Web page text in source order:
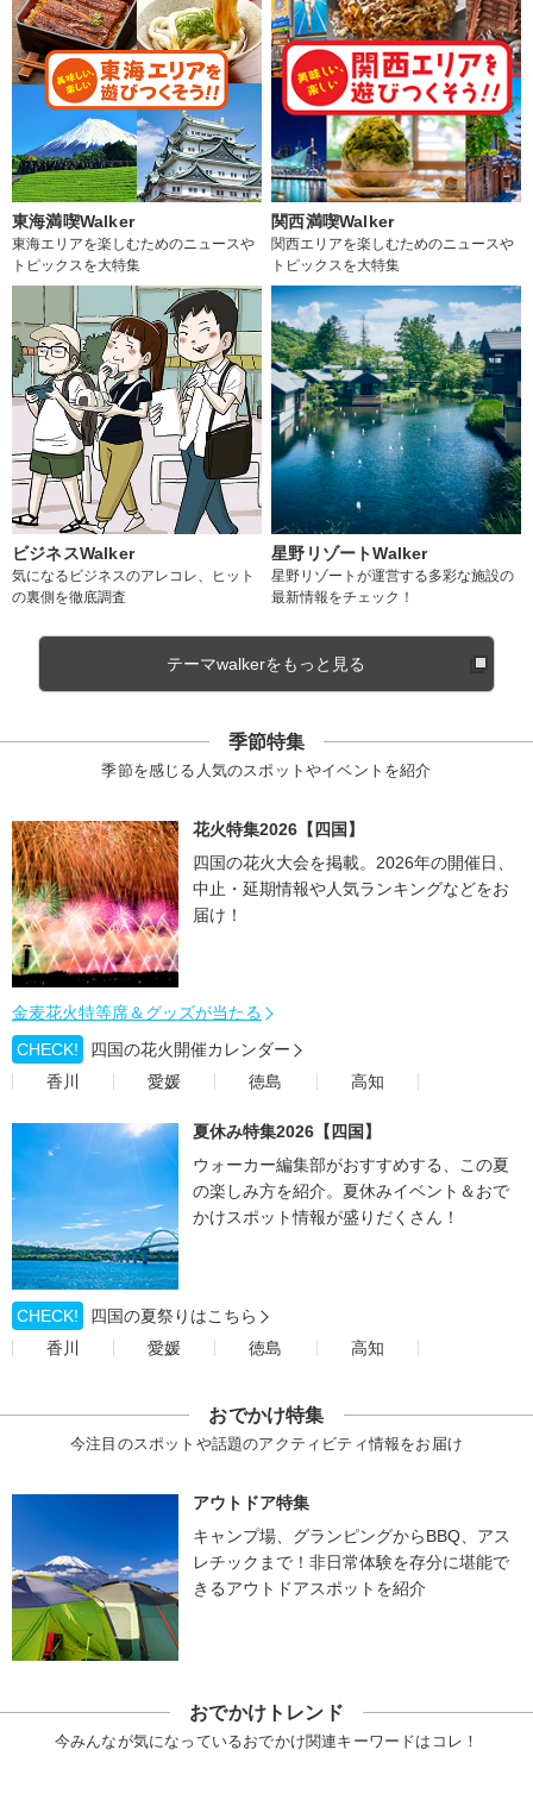
東海満喫Walker
東海エリアを楽しむためのニュースや
トピックスを大特集
関西満喫Walker
関西エリアを楽しむためのニュースや
トピックスを大特集
ビジネスWalker
気になるビジネスのアレコレ、ヒット
の裏側を徹底調査
星野リゾートWalker
星野リゾートが運営する多彩な施設の
最新情報をチェック！
テーマwalkerをもっと見る
季節特集
季節を感じる人気のスポットやイベントを紹介
花火特集2026【四国】
四国の花火大会を掲載。2026年の開催日、
中止・延期情報や人気ランキングなどをお
届け！
金麦花火特等席＆グッズが当たる
CHECK!
四国の花火開催カレンダー
香川
愛媛 徳島 高知
夏休み特集2026【四国】
ウォーカー編集部がおすすめする、この夏
の楽しみ方を紹介。夏休みイベント＆おで
かけスポット情報が盛りだくさん！
CHECK!
四国の夏祭りはこちら
香川
愛媛 徳島 高知
おでかけ特集
今注目のスポットや話題のアクティビティ情報をお届け
アウトドア特集
キャンプ場、グランピングからBBQ、アス
レチックまで！非日常体験を存分に堪能で
きるアウトドアスポットを紹介
おでかけトレンド
今みんなが気になっているおでかけ関連キーワードはコレ！